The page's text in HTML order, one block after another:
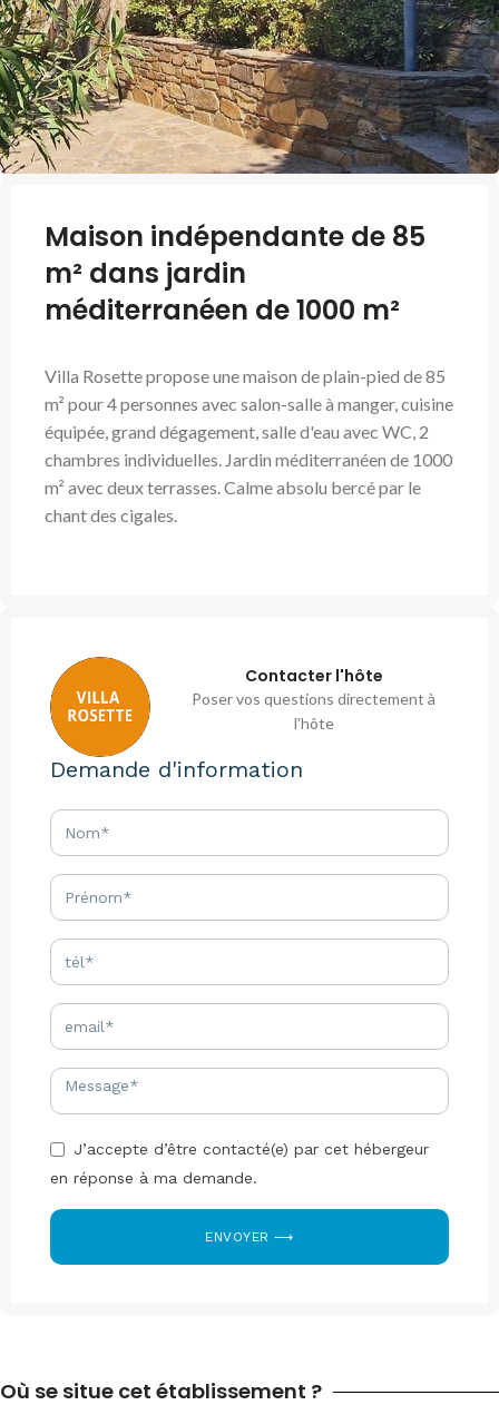
Maison indépendante de 85
m² dans jardin
méditerranéen de 1000 m²
Villa Rosette propose une maison de plain-pied de 85
m² pour 4 personnes avec salon-salle à manger, cuisine
équipée, grand dégagement, salle d'eau avec WC, 2
chambres individuelles. Jardin méditerranéen de 1000
m² avec deux terrasses. Calme absolu bercé par le
chant des cigales.
Contacter l'hôte
Poser vos questions directement à
l'hôte
Demande d'information
J’accepte d’être contacté(e) par cet hébergeur
en réponse à ma demande.
ENVOYER ⟶
Où se situe cet établissement ?